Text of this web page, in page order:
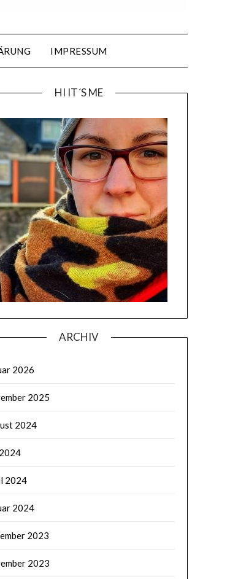
IMPRESSUM
HI IT´S ME
ARCHIV
2026
2025
2024
2024
2024
2023
2023